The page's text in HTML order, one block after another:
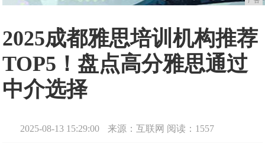
2025成都雅思培训机构推荐
TOP5！盘点高分雅思通过
中介选择
2025-08-13 15:29:00 来源：互联网 阅读：1557